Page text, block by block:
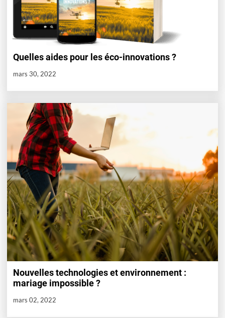
Quelles aides pour les éco-innovations ?
mars 30, 2022
Nouvelles technologies et environnement :
mariage impossible ?
mars 02, 2022